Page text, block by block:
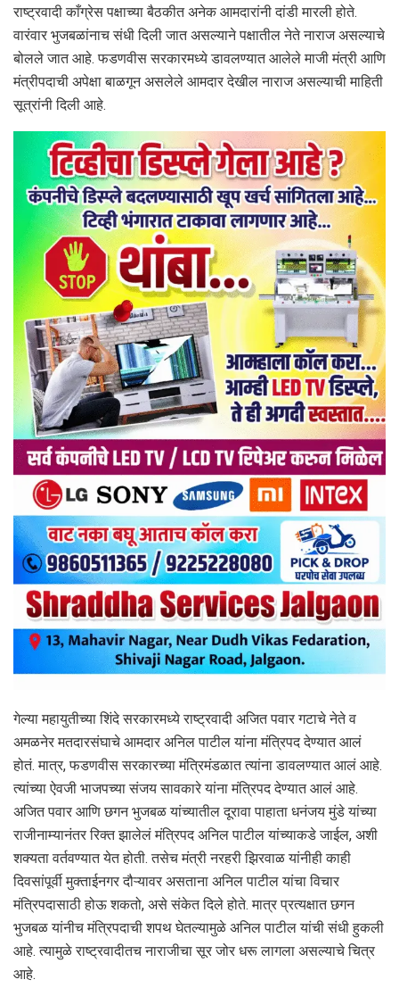
राष्ट्रवादी काँग्रेस पक्षाच्या बैठकीत अनेक आमदारांनी दांडी मारली होते.
वारंवार भुजबळांनाच संधी दिली जात असल्याने पक्षातील नेते नाराज असल्याचे
बोलले जात आहे. फडणवीस सरकारमध्ये डावलण्यात आलेले माजी मंत्री आणि
मंत्रीपदाची अपेक्षा बाळगून असलेले आमदार देखील नाराज असल्याची माहिती
सूत्रांनी दिली आहे.
गेल्या महायुतीच्या शिंदे सरकारमध्ये राष्ट्रवादी अजित पवार गटाचे नेते व
अमळनेर मतदारसंघाचे आमदार अनिल पाटील यांना मंत्रिपद देण्यात आलं
होतं. मात्र, फडणवीस सरकारच्या मंत्रिमंडळात त्यांना डावलण्यात आलं आहे.
त्यांच्या ऐवजी भाजपच्या संजय सावकारे यांना मंत्रिपद देण्यात आलं आहे.
अजित पवार आणि छगन भुजबळ यांच्यातील दूरावा पाहाता धनंजय मुंडे यांच्या
राजीनाम्यानंतर रिक्त झालेलं मंत्रिपद अनिल पाटील यांच्याकडे जाईल, अशी
शक्यता वर्तवण्यात येत होती. तसेच मंत्री नरहरी झिरवाळ यांनीही काही
दिवसांपूर्वी मुक्ताईनगर दौऱ्यावर असताना अनिल पाटील यांचा विचार
मंत्रिपदासाठी होऊ शकतो, असे संकेत दिले होते. मात्र प्रत्यक्षात छगन
भुजबळ यांनीच मंत्रिपदाची शपथ घेतल्यामुळे अनिल पाटील यांची संधी हुकली
आहे. त्यामुळे राष्ट्रवादीतच नाराजीचा सूर जोर धरू लागला असल्याचे चित्र
आहे.